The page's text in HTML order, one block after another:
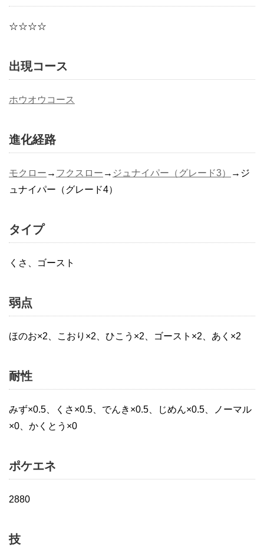
☆☆☆☆
出現コース
ホウオウコース
進化経路
モクロー → フクスロー → ジュナイパー（グレード3）
→ジ
ュナイパー（グレード4）
タイプ
くさ、ゴースト
弱点
ほのお×2、こおり×2、ひこう×2、ゴースト×2、あく×2
耐性
みず×0.5、くさ×0.5、でんき×0.5、じめん×0.5、ノーマル
×0、かくとう×0
ポケエネ
2880
技